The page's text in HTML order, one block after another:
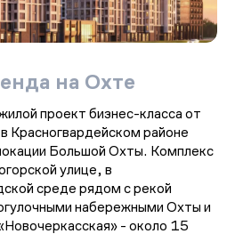
на Охте
проект бизнес-класса от
Красногвардейском районе
Большой Охты. Комплекс
улице, в
среде рядом с рекой
набережными Охты и
- около 15